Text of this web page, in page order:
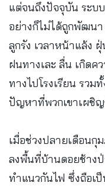
แต่จนถึงปัจจุบัน ระบ
อย่างก็ไม่ได้ถูกพัฒน
ลูกรัง เวลาหน้าแล้ง
ฝนทางเละ ลื่น เกิดค
ทางไปโรงเรียน รว
ปัญหาที่พวกเขาเผชิ
เมื่อช่วงปลายเดือน
ลงพื้นที่บ้านดอยช้าง
ทำแนวกันไฟ ซึ่งถือเ